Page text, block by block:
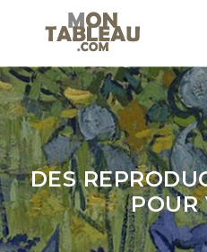
DES
POUR